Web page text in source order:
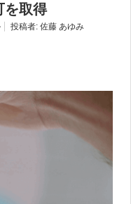
を取得
投稿者: 佐藤 あゆみ